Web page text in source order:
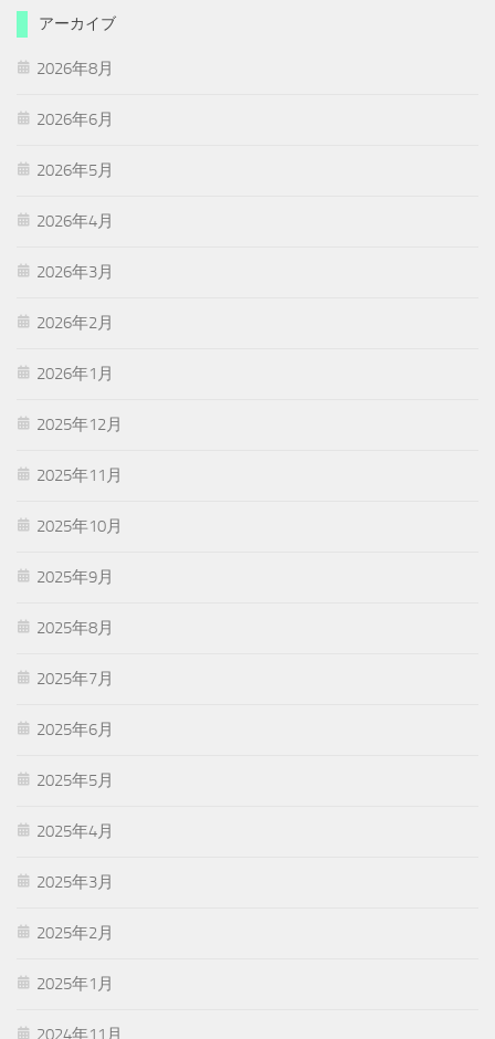
アーカイブ
2026年8月
2026年6月
2026年5月
2026年4月
2026年3月
2026年2月
2026年1月
2025年12月
2025年11月
2025年10月
2025年9月
2025年8月
2025年7月
2025年6月
2025年5月
2025年4月
2025年3月
2025年2月
2025年1月
2024年11月